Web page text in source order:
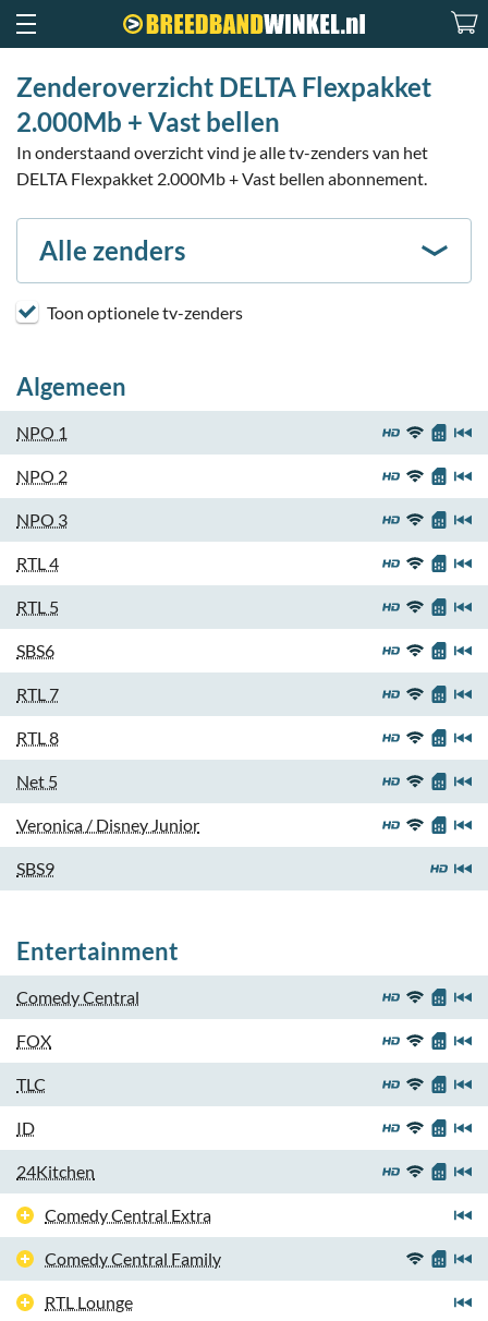
Zenderoverzicht DELTA Flexpakket
2.000Mb + Vast bellen
In onderstaand overzicht vind je alle tv-zenders van het
DELTA Flexpakket 2.000Mb + Vast bellen abonnement.
Alle zenders
Toon optionele tv-zenders
Algemeen
NPO 1
NPO 2
NPO 3
RTL 4
RTL 5
SBS6
RTL 7
RTL 8
Net 5
Veronica / Disney Junior
SBS9
Entertainment
Comedy Central
FOX
TLC
ID
24Kitchen
Comedy Central Extra
Comedy Central Family
RTL Lounge